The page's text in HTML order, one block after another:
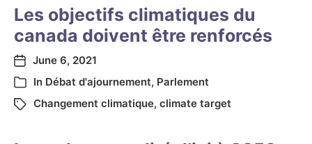
Les objectifs climatiques du
canada doivent être renforcés
June 6, 2021
In Débat d'ajournement, Parlement
Changement climatique, climate target